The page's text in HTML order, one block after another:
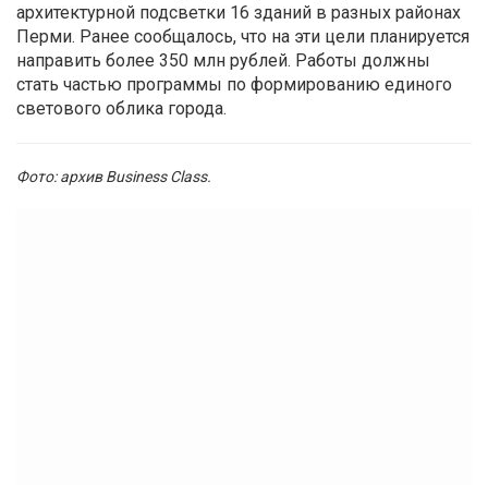
архитектурной подсветки 16 зданий в разных районах
Перми. Ранее сообщалось, что на эти цели планируется
направить более 350 млн рублей. Работы должны
стать частью программы по формированию единого
светового облика города.
Фото: архив Business Class.